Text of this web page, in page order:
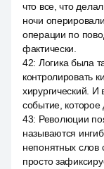
что все, что
ночи
операции по
фактически.
42: Логика была
контролировать
хирургический.
событие, которое
43: Революции
называются
непонятных слов
просто